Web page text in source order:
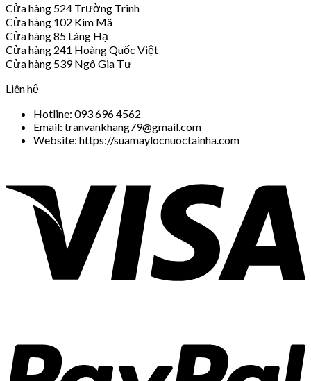
Cửa hàng 524 Trường Trinh
Cửa hàng 102 Kim Mã
Cửa hàng 85 Láng Hạ
Cửa hàng 241 Hoàng Quốc Việt
Cửa hàng 539 Ngô Gia Tự
Liên hệ
Hotline: 093 696 4562
Email: tranvankhang79@gmail.com
Website: https://suamaylocnuoctainha.com